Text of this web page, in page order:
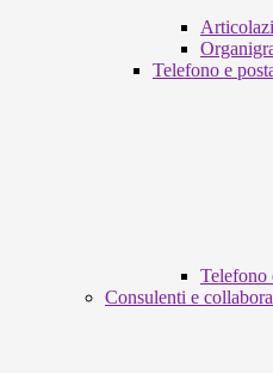
Telefono e
Telefono
Consulenti e